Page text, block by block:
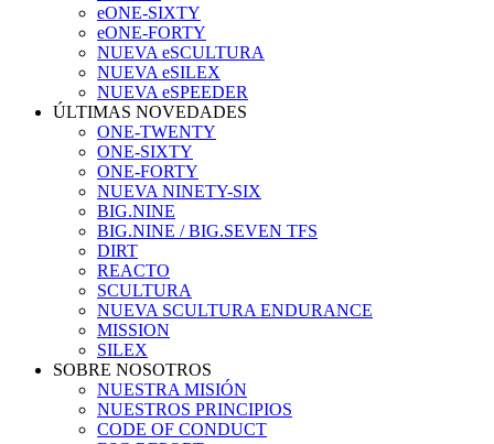
eONE-SIXTY
eONE-FORTY
NUEVA eSCULTURA
NUEVA eSILEX
NUEVA eSPEEDER
ÚLTIMAS NOVEDADES
ONE-TWENTY
ONE-SIXTY
ONE-FORTY
NUEVA NINETY-SIX
BIG.NINE
BIG.NINE / BIG.SEVEN TFS
DIRT
REACTO
SCULTURA
NUEVA SCULTURA ENDURANCE
MISSION
SILEX
SOBRE NOSOTROS
NUESTRA MISIÓN
NUESTROS PRINCIPIOS
CODE OF CONDUCT